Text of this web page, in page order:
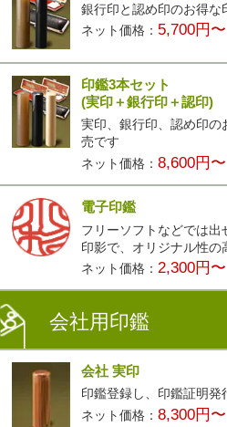
銀行印と認め印のお得な
ネット価格： 5,700円〜
印鑑3本セット
(実印＋銀行印＋認印)
実印、銀行印、認め印の
売です
ネット価格：8,600円〜
電子印鑑
フリーソフトなどでは
印影で、オリジナル性の
ネット価格： 2,300円〜
会社用印鑑
会社 実印
印鑑登録し、印鑑証明発
ネット価格：8,300円〜